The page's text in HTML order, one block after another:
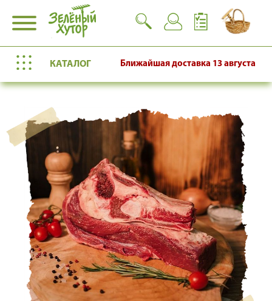
КАТАЛОГ Ближайшая доставка 13 августа